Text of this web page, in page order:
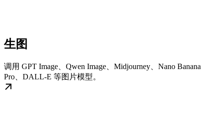
生图
调用 GPT Image、Qwen Image、Midjourney、Nano Banana
Pro、DALL-E 等图片模型。